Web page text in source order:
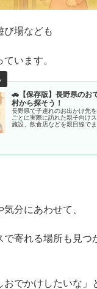
び場なども
います。
🚗【保存版】長野県のお
村から探そう！
長野県で子連れのお出かけ先
ごとに実際に訪れた親子向け
施設、飲食店などを親目線でま
分にあわせて、
で寄れる場所も見つ
おでかけしたいな」